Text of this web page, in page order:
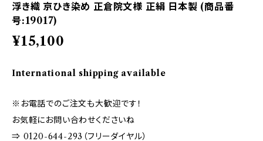
浮き織 京ひき染め 正倉院文様 正絹 日本製 (商品番
号:19017)
¥15,100
International shipping available
※お電話でのご注文も大歓迎です！
お気軽にお問い合わせくださいね
⇒ 0120-644-293（フリーダイヤル）